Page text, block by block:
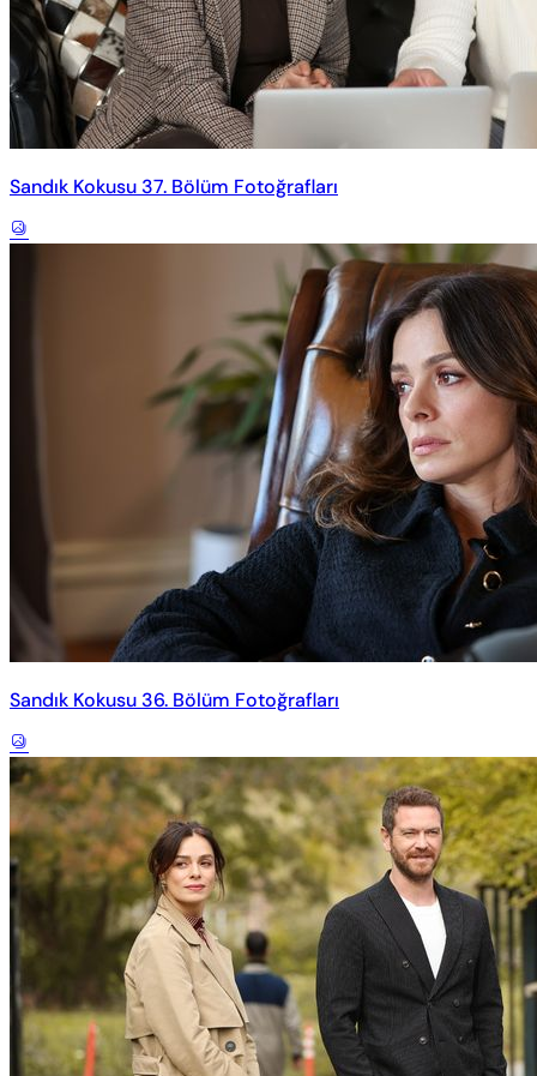
Sandık Kokusu 37. Bölüm Fotoğrafları
Sandık Kokusu 36. Bölüm Fotoğrafları